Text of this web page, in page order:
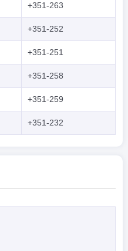
+351-263
+351-252
+351-251
+351-258
+351-259
+351-232